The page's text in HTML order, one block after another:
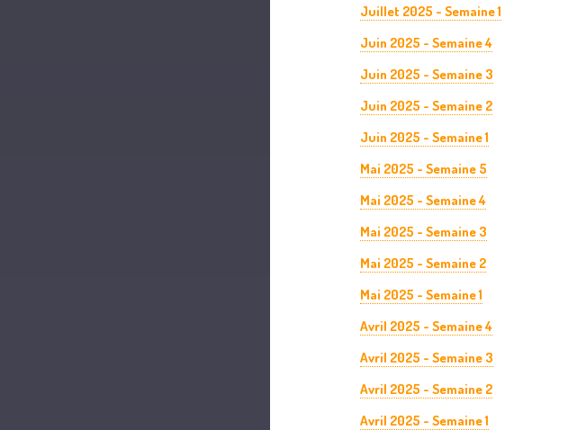
Juillet 2025 - Semaine 1
Juin 2025 - Semaine 4
Juin 2025 - Semaine 3
Juin 2025 - Semaine 2
Juin 2025 - Semaine 1
Mai 2025 - Semaine 5
Mai 2025 - Semaine 4
Mai 2025 - Semaine 3
Mai 2025 - Semaine 2
Mai 2025 - Semaine 1
Avril 2025 - Semaine 4
Avril 2025 - Semaine 3
Avril 2025 - Semaine 2
Avril 2025 - Semaine 1